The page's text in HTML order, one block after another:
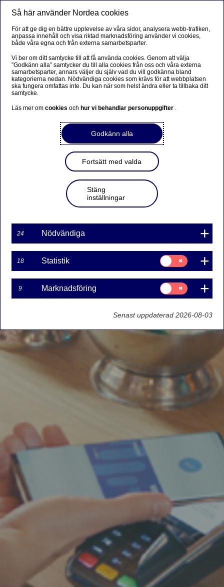
Så här använder Nordea cookies
För att ge dig en bättre upplevelse av våra sidor, analysera webb-trafiken,
anpassa innehåll och visa riktad marknadsföring använder vi cookies,
både våra egna och från externa samarbetsparter.
Vi ber om ditt samtycke till att få använda cookies. Genom att välja
”Godkänn alla” samtycker du till alla cookies från oss och våra externa
samarbetsparter, annars väljer du själv vad du vill godkänna bland
kategorierna nedan. Nödvändiga cookies som krävs för att webbplatsen
ska fungera omfattas inte. Du kan när som helst ändra eller ta tillbaka ditt
samtycke.
Läs mer omcookiesoch hur vi behandlar personuppgifter .
Godkänn alla
Fortsätt med valda
Stäng
inställningar
24 Nödvändiga
18 Statistik
Samtycke
för:
Statistik
9 Marknadsföring
Samtycke
för:
Marknadsföring
Senast uppdaterad 2026-08-03